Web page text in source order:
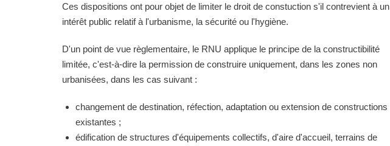
Ces dispositions ont pour objet de limiter le droit de constuction s'il contrevient à un
intérêt public relatif à l'urbanisme, la sécurité ou l'hygiène.
D'un point de vue règlementaire, le RNU applique le principe de la constructibilité
limitée, c'est-à-dire la permission de construire uniquement, dans les zones non
urbanisées, dans les cas suivant :
changement de destination, réfection, adaptation ou extension de constructions
existantes ;
édification de structures d'équipements collectifs, d'aire d'accueil, terrains de